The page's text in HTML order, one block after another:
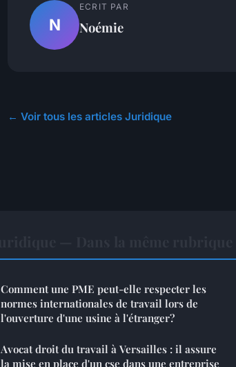
N
ECRIT PAR
Noémie
← Voir tous les articles Juridique
Comment une PME peut-elle respecter les
normes internationales de travail lors de
l'ouverture d'une usine à l'étranger?
Avocat droit du travail à Versailles : il assure
la mise en place d'un cse dans une entreprise